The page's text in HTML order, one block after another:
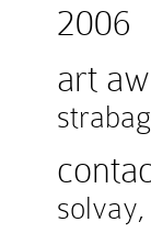
2006
art